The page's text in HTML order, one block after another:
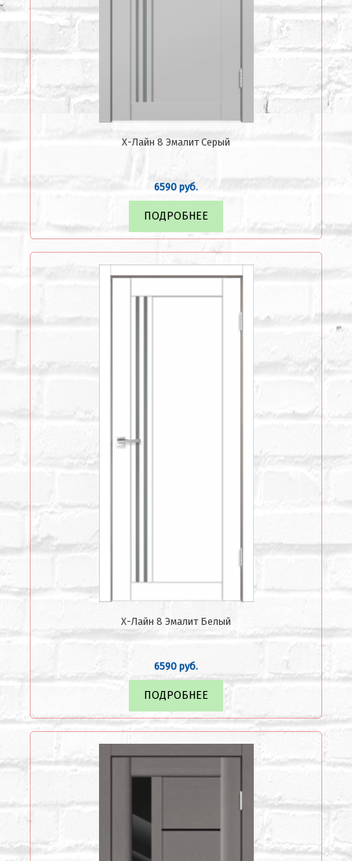
Х-Лайн 8 Эмалит Серый
6590 руб.
ПОДРОБНЕЕ
Х-Лайн 8 Эмалит Белый
6590 руб.
ПОДРОБНЕЕ